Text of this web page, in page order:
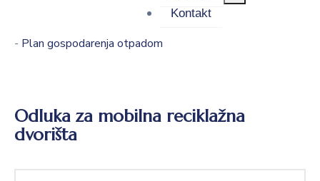
Kontakt
- Plan gospodarenja otpadom
Odluka za mobilna reciklažna
dvorišta